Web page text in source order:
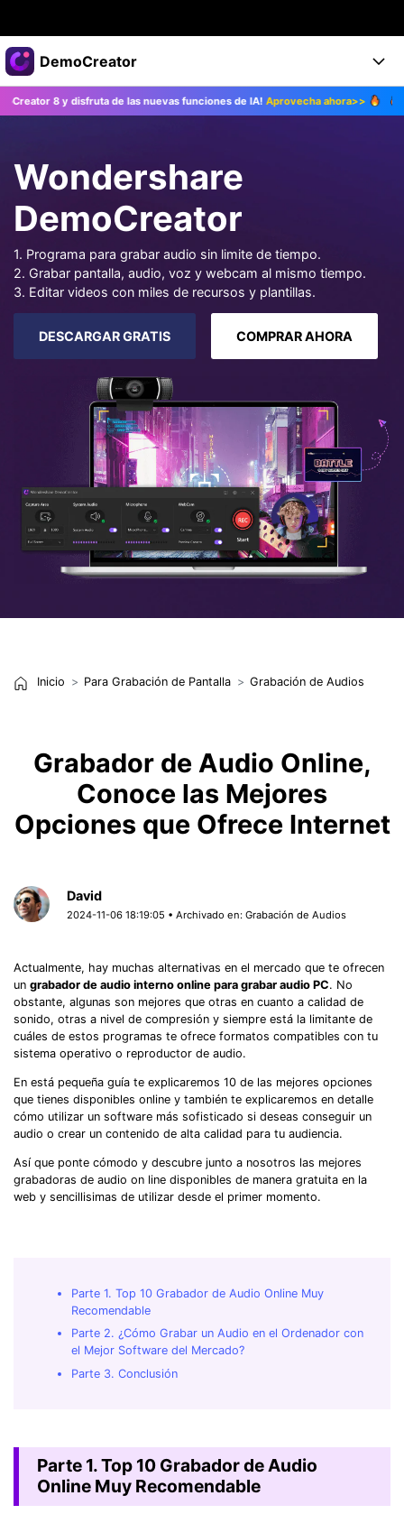
Productos destacados
Creatividad digital con AIGC
Utilidades
Empresas
Soluciones
Sala de prensa
Soporte
DemoCreator
Productos
Características
Características IA
Consejos sobre la IA
DemoCreator para
Blog
Empieza
Empresa
DESCARGAR COMPRAR AHORAIniciar
disfruta de las nuevas funciones de IA!Aprovecha ahora>> ¡Actualiza
Wondershare
DemoCreator
1. Programa para grabar audio sin limite de tiempo.
2. Grabar pantalla, audio, voz y webcam al mismo tiempo.
3. Editar videos con miles de recursos y plantillas.
DESCARGAR GRATIS COMPRAR AHORA
Inicio Para Grabación de Pantalla Grabación de Audios
Grabador de Audio Online,
Conoce las Mejores
Opciones que Ofrece Internet
David
2024-11-06 18:19:05 • Archivado en:Grabación de Audios
Actualmente, hay muchas alternativas en el mercado que te ofrecen
un grabador de audio interno online para grabar audio PC. No
obstante, algunas son mejores que otras en cuanto a calidad de
sonido, otras a nivel de compresión y siempre está la limitante de
cuáles de estos programas te ofrece formatos compatibles con tu
sistema operativo o reproductor de audio.
En está pequeña guía te explicaremos 10 de las mejores opciones
que tienes disponibles online y también te explicaremos en detalle
cómo utilizar un software más sofisticado si deseas conseguir un
audio o crear un contenido de alta calidad para tu audiencia.
Así que ponte cómodo y descubre junto a nosotros las mejores
grabadoras de audio on line disponibles de manera gratuita en la
web y sencillisimas de utilizar desde el primer momento.
Parte 1. Top 10 Grabador de Audio Online Muy
Recomendable
Parte 2. ¿Cómo Grabar un Audio en el Ordenador con
el Mejor Software del Mercado?
Parte 3. Conclusión
Parte 1. Top 10 Grabador de Audio
Online Muy Recomendable